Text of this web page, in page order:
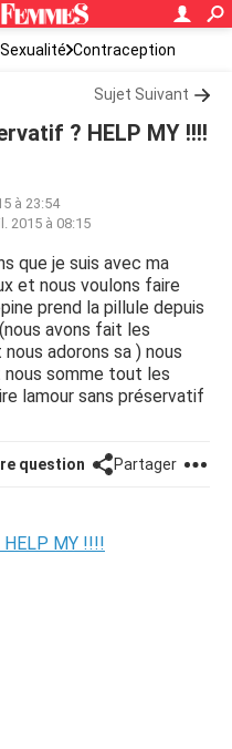
Sexualité Contraception
Sujet Suivant
? HELP MY !!!!
à 23:54
2015 à 08:15
que je suis avec ma
et nous voulons faire
prend la pillule depuis
avons fait les
adorons sa ) nous
somme tout les
lamour sans préservatif
question Partager
MY !!!!